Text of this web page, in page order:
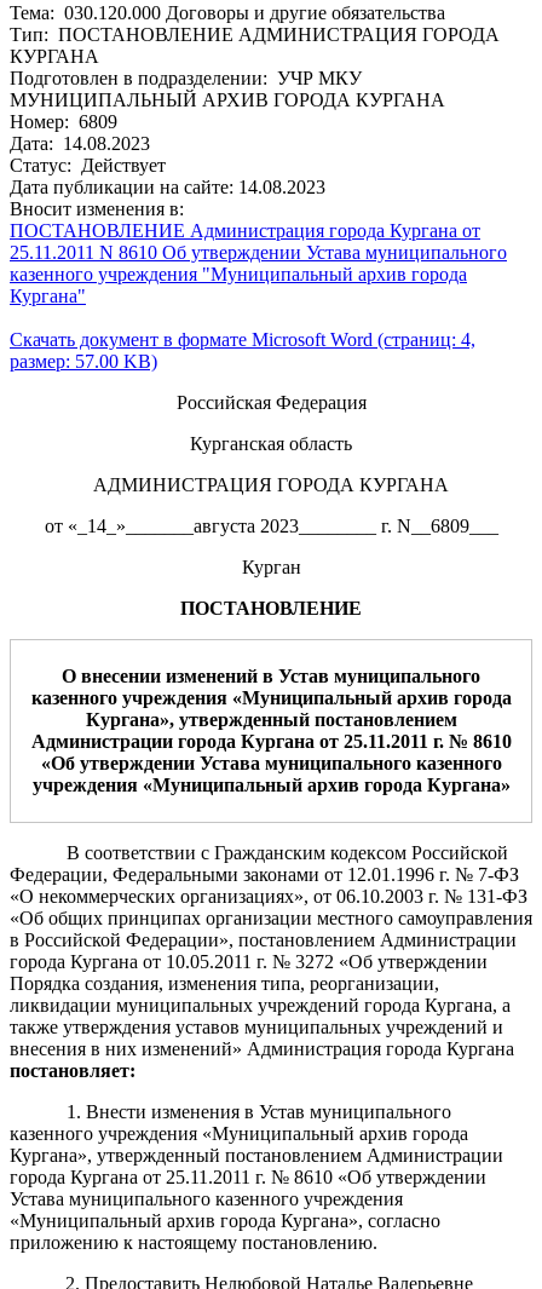
Тема: 030.120.000 Договоры и другие обязательства
Тип: ПОСТАНОВЛЕНИЕ АДМИНИСТРАЦИЯ ГОРОДА
КУРГАНА
Подготовлен в подразделении: УЧР МКУ
МУНИЦИПАЛЬНЫЙ АРХИВ ГОРОДА КУРГАНА
Номер: 6809
Дата: 14.08.2023
Статус: Действует
Дата публикации на сайте: 14.08.2023
Вносит изменения в:
ПОСТАНОВЛЕНИЕ Администрация города Кургана от
25.11.2011 N 8610 Об утверждении Устава муниципального
казенного учреждения "Муниципальный архив города
Кургана"
Скачать документ в формате Microsoft Word (страниц: 4,
размер: 57.00 KB)
Российская Федерация
Курганская область
АДМИНИСТРАЦИЯ ГОРОДА КУРГАНА
от «_14_»_______августа 2023________ г. N__6809___
Курган
ПОСТАНОВЛЕНИЕ
О внесении изменений в Устав муниципального
казенного учреждения «Муниципальный архив города
Кургана», утвержденный постановлением
Администрации города Кургана от 25.11.2011 г. № 8610
«Об утверждении Устава муниципального казенного
учреждения «Муниципальный архивгорода Кургана»
В соответствии с Гражданским кодексом Российской
Федерации, Федеральными законами от 12.01.1996 г. № 7-ФЗ
«О некоммерческих организациях», от 06.10.2003 г. № 131-ФЗ
«Об общих принципах организации местного самоуправления
в Российской Федерации», постановлением Администрации
города Кургана от 10.05.2011 г. № 3272 «Об утверждении
Порядка создания, изменения типа, реорганизации,
ликвидации муниципальных учреждений города Кургана, а
также утверждения уставов муниципальных учреждений и
внесения в них изменений» Администрация города Кургана
постановляет:
1. Внести изменения в Устав муниципального
казенного учреждения «Муниципальный архив города
Кургана», утвержденный постановлением Администрации
города Кургана от 25.11.2011 г. № 8610 «Об утверждении
Устава муниципального казенного учреждения
«Муниципальный архив города Кургана», согласно
приложению к настоящему постановлению.
2. Предоставить Нелюбовой Наталье Валерьевне